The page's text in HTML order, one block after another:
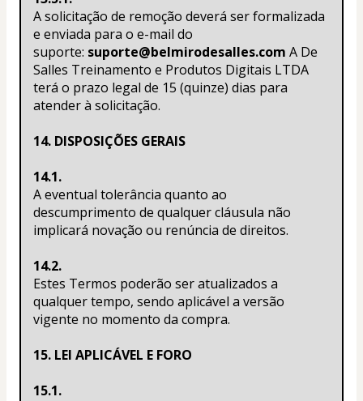
A solicitação de remoção deverá ser formalizada
e enviada para o e-mail do
suporte: suporte@belmirodesalles.com A De
Salles Treinamento e Produtos Digitais LTDA
terá o prazo legal de 15 (quinze) dias para
atender à solicitação.
14. DISPOSIÇÕES GERAIS
14.1.
A eventual tolerância quanto ao
descumprimento de qualquer cláusula não
implicará novação ou renúncia de direitos.
14.2.
Estes Termos poderão ser atualizados a
qualquer tempo, sendo aplicável a versão
vigente no momento da compra.
15. LEI APLICÁVEL E FORO
15.1.